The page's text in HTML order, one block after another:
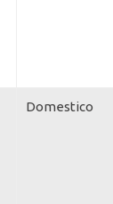
Domestico